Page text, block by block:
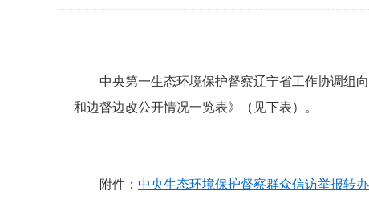
中央第一生态环境保护督察辽宁省工作协调组
和边督边改公开情况一览表》（见下表）。
附件： 中央生态环境保护督察群众信访举报转